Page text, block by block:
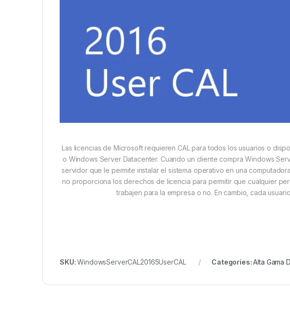
Las licencias de Microsoft requieren CAL para todos los usuarios o
o Windows Server Datacenter. Cuando un cliente compra Windows
servidor que le permite instalar el sistema operativo en una
no proporciona los derechos de licencia para permitir que cualquier
trabajen para la empresa o no. En cambio, cada
SKU:WindowsServerCAL20165UserCAL Categories:Alta Gama